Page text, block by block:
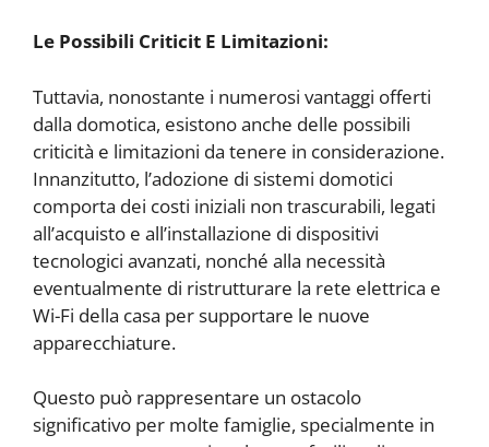
Le Possibili Criticit E Limitazioni:
Tuttavia, nonostante i numerosi vantaggi offerti
dalla domotica, esistono anche delle possibili
criticità e limitazioni da tenere in considerazione.
Innanzitutto, l’adozione di sistemi domotici
comporta dei costi iniziali non trascurabili, legati
all’acquisto e all’installazione di dispositivi
tecnologici avanzati, nonché alla necessità
eventualmente di ristrutturare la rete elettrica e
Wi-Fi della casa per supportare le nuove
apparecchiature.
Questo può rappresentare un ostacolo
significativo per molte famiglie, specialmente in